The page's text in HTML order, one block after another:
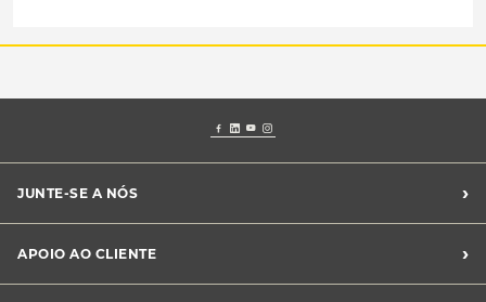
JUNTE-SE A NÓS ›
Franchising Midas
APOIO AO CLIENTE ›